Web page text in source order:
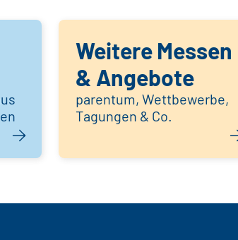
Weitere Messen
& Angebote
parentum, Wettbewerbe,
Tagungen & Co.